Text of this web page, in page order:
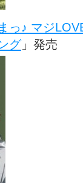
っ♪ マジ
グ」発売